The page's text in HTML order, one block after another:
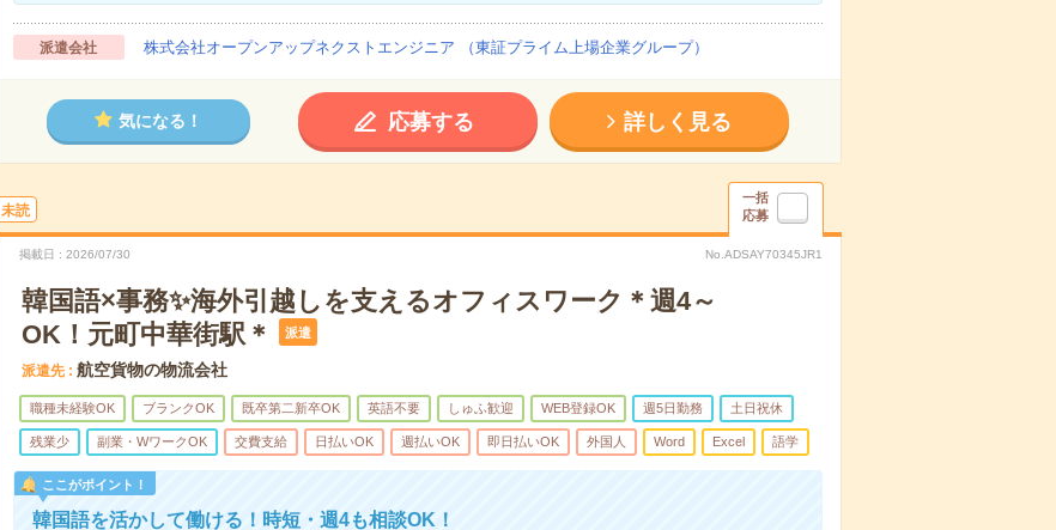
派遣会社 株式会社オープンアップネクストエンジニア （東証プライム上場企業グループ）
気になる！ 応募する 詳しく見る
未読
一括
応募
掲載日 2026/07/30 No.ADSAY70345JR1
韓国語×事務✨海外引越しを支えるオフィスワーク＊週4～
OK！元町中華街駅＊
派遣
派遣先 航空貨物の物流会社
職種未経験OK ブランクOK 既卒第二新卒OK 英語不要 しゅふ歓迎 WEB登録OK 週5日勤務 土日祝休
残業少 副業・WワークOK 交費支給 日払いOK 週払いOK 即日払いOK 外国人 Word Excel 語学
ここがポイント！
韓国語を活かして働ける！時短・週4も相談OK！